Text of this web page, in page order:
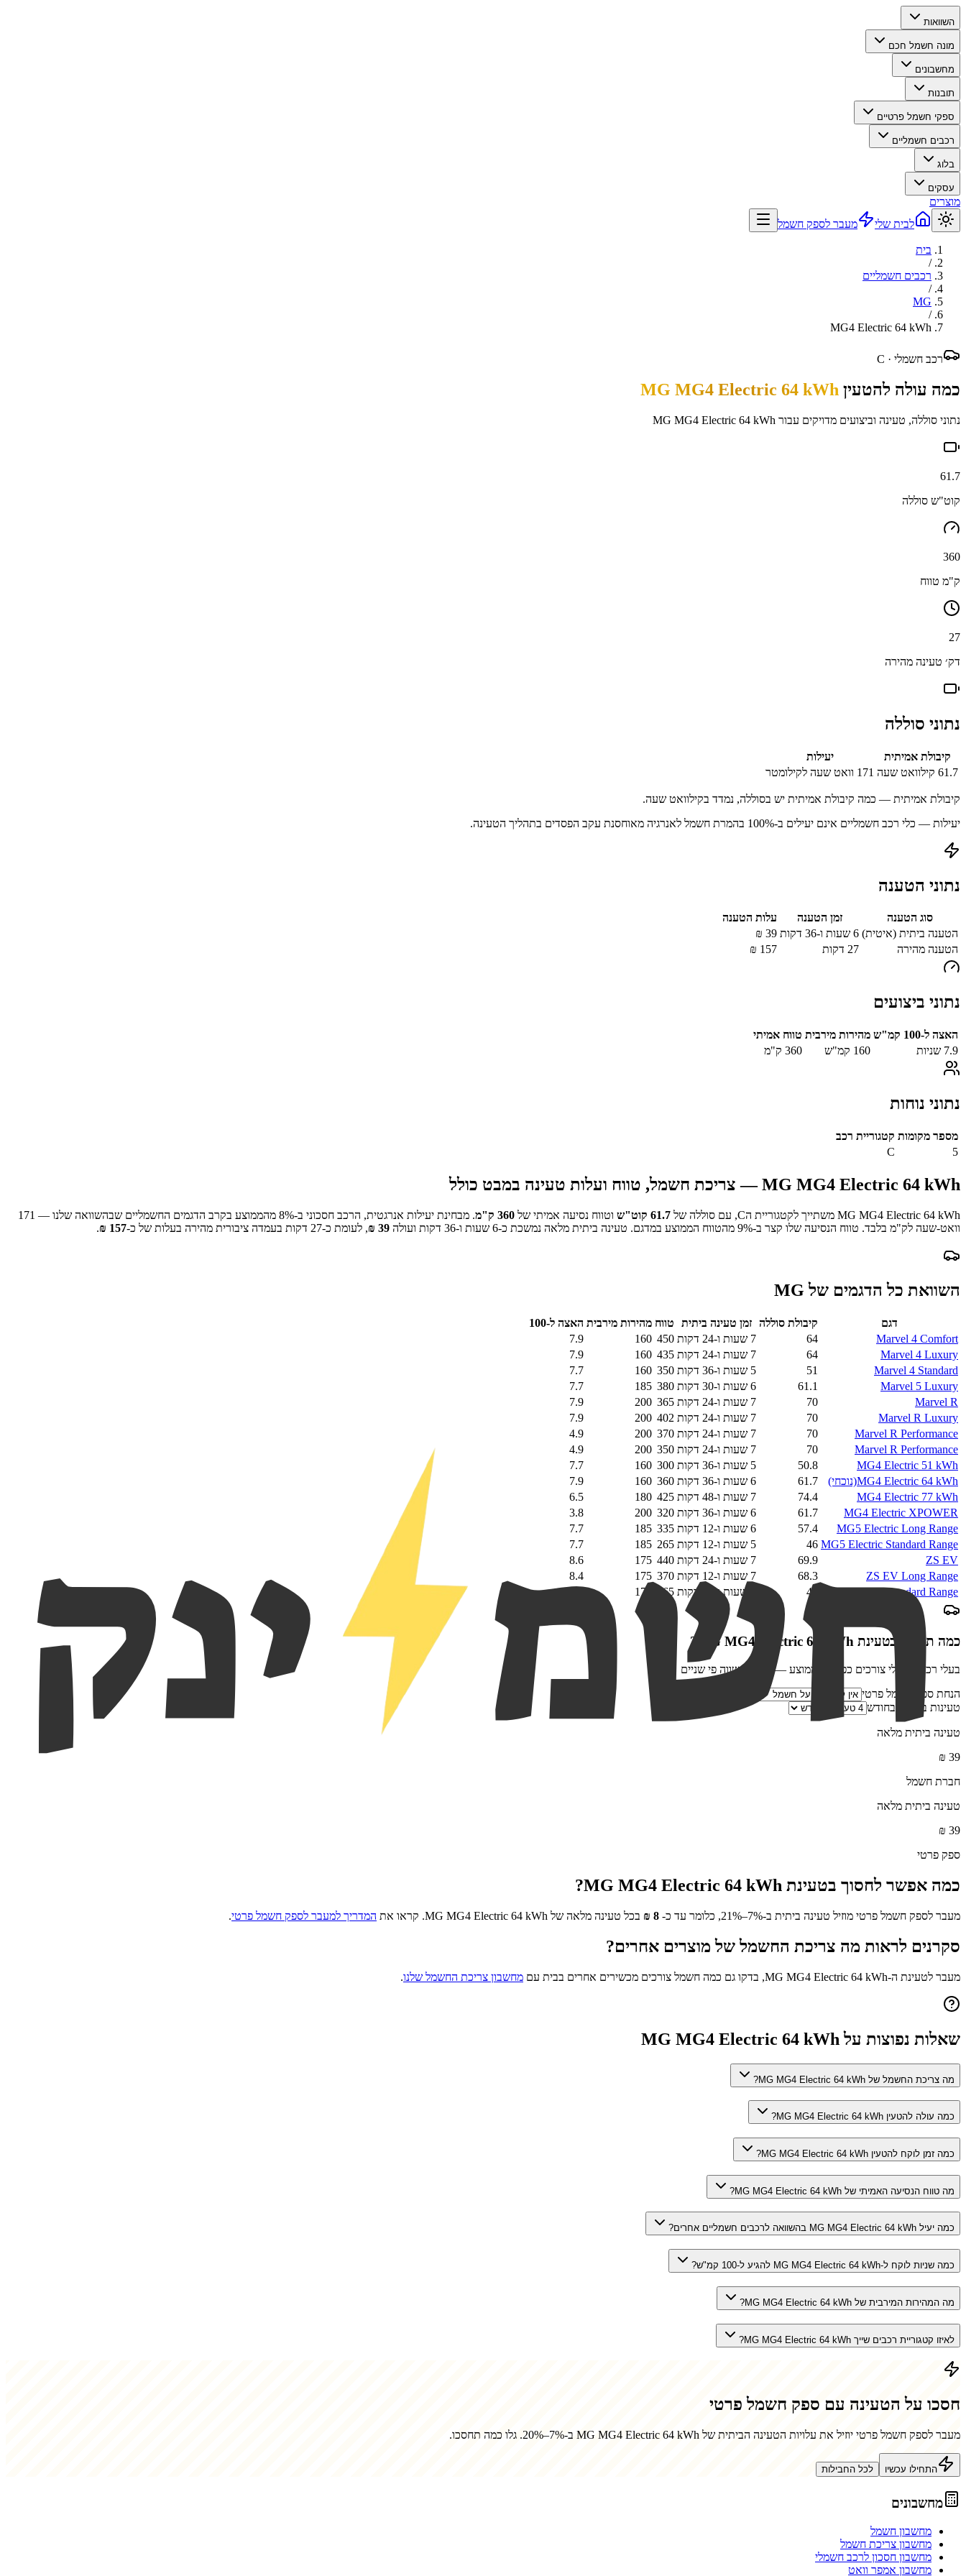
השוואות
מונה חשמל חכם
מחשבונים
תובנות
ספקי חשמל פרטיים
רכבים חשמליים
בלוג
עסקים
מוצרים
לבית שלי
מעבר לספק חשמל
בית
/
רכבים חשמליים
/
MG
/
MG4 Electric 64 kWh
רכב חשמלי · C
כמה עולה להטעין MG MG4 Electric 64 kWh
נתוני סוללה, טעינה וביצועים מדויקים עבור MG MG4 Electric 64 kWh
61.7
קוט"ש סוללה
360
ק"מ טווח
27
דק׳ טעינה מהירה
נתוני סוללה
קיבולת אמיתית
יעילות
61.7 קילוואט שעה 171 וואט שעה לקילומטר
קיבולת אמיתית — כמה קיבולת אמיתית יש בסוללה, נמדד בקילוואט שעה.
יעילות — כלי רכב חשמליים אינם יעילים ב-100% בהמרת חשמל לאנרגיה מאוחסנת עקב הפסדים בתהליך הטעינה.
נתוני הטענה
סוג הטענה זמן הטענה
עלות הטענה
הטענה ביתית (איטית) 6 שעות ו-36 דקות 39
₪
הטענה מהירה
27 דקות 157
₪
נתוני ביצועים
האצה ל-100 קמ"ש מהירות מירבית טווח אמיתי
7.9 שניות 160 קמ"ש 360 ק"מ
נתוני נוחות
מספר מקומות קטגוריית רכב
5
C
MG MG4 Electric 64 kWh— צריכת חשמל, טווח ועלות טעינה במבט כולל
MG MG4 Electric 64 kWh משתייך לקטגוריית הC, עם סוללה של 61.7 קוט"ש וטווח נסיעה אמיתי של 360 ק"מ. מבחינת יעילות אנרגטית, הרכב חסכוני ב- 8% מהממוצע בקרב הדגמים החשמליים שבהשוואה שלנו —
171
וואט-שעה לק"מ בלבד. טווח הנסיעה שלו קצר ב- 9% מהטווח הממוצע במדגם. טעינה ביתית מלאה נמשכת כ-6 שעות ו-36 דקות ועולה 39
₪, לעומת כ-27 דקות בעמדה ציבורית מהירה בעלות של כ-157
₪
.
השוואת כל הדגמים של MG
דגם קיבולת סוללה זמן טעינה ביתית טווח מהירות מירבית האצה ל-100
Marvel 4 Comfort
64 7 שעות ו-24 דקות 450
160
7.9
Marvel 4 Luxury
64 7 שעות ו-24 דקות 435
160
7.9
Marvel 4 Standard
51 5 שעות ו-36 דקות 350
160
7.7
Marvel 5 Luxury
61.1 6 שעות ו-30 דקות 380
185
7.7
Marvel R
70 7 שעות ו-24 דקות 365
200
7.9
Marvel R Luxury
70 7 שעות ו-24 דקות 402
200
7.9
Marvel R Performance
70 7 שעות ו-24 דקות 370
200
4.9
Marvel R Performance
70 7 שעות ו-24 דקות 350
200
4.9
MG4 Electric 51 kWh
50.8 5 שעות ו-36 דקות 300
160
7.7
MG4 Electric 64 kWh(נוכחי) 61.7 6 שעות ו-36 דקות 360
160
7.9
MG4 Electric 77 kWh
74.4 7 שעות ו-48 דקות 425
180
6.5
MG4 Electric XPOWER
61.7 6 שעות ו-36 דקות 320
200
3.8
MG5 Electric Long Range
57.4 6 שעות ו-12 דקות 335
185
7.7
MG5 Electric Standard Range
46 5 שעות ו-12 דקות 265
185
7.7
ZS EV
69.9 7 שעות ו-24 דקות 440
175
8.6
ZS EV Long Range
68.3 7 שעות ו-12 דקות 370
175
8.4
ZS EV Standard Range
49
265
175
כמה תחסכו בטעינת MG MG4 Electric 64 kWh
?
בעלי רכב חשמלי צורכים כפול מהממוצע — ההנחה שווה פי שניים
הנחת ספק חשמל פרטי
טעינות ביתיות בחודש
טעינה ביתית מלאה
39
₪
חברת חשמל
טעינה ביתית מלאה
39
₪
ספק פרטי
כמה אפשר לחסוך בטעינת MG MG4 Electric 64 kWh
?
מעבר לספק חשמל פרטי מוזיל טעינה ביתית ב-7%–21%, כלומר עד כ- 8
₪ בכל טעינה מלאה של MG MG4 Electric 64 kWh. קראו את המדריך למעבר לספק חשמל פרטי.
סקרנים לראות מה צריכת החשמל של מוצרים אחרים?
מעבר לטעינת ה-MG MG4 Electric 64 kWh, בדקו גם כמה חשמל צורכים מכשירים אחרים בבית עם מחשבון צריכת החשמל שלנו.
שאלות נפוצות על MG MG4 Electric 64 kWh
מה צריכת החשמל של MG MG4 Electric 64 kWh?
כמה עולה להטעין MG MG4 Electric 64 kWh?
כמה זמן לוקח להטעין MG MG4 Electric 64 kWh?
מה טווח הנסיעה האמיתי של MG MG4 Electric 64 kWh?
כמה יעיל MG MG4 Electric 64 kWh בהשוואה לרכבים חשמליים אחרים?
כמה שניות לוקח ל-MG MG4 Electric 64 kWh להגיע ל-100 קמ"ש?
מה המהירות המירבית של MG MG4 Electric 64 kWh?
לאיזו קטגוריית רכבים שייך MG MG4 Electric 64 kWh?
חסכו על הטעינה עם ספק חשמל פרטי
מעבר לספק חשמל פרטי יוזיל את עלויות הטעינה הביתית של MG MG4 Electric 64 kWh ב-7%–20%. גלו כמה תחסכו.
התחילו עכשיו לכל החבילות
מחשבונים
מחשבון חשמל
מחשבון צריכת חשמל
מחשבון חסכון לרכב חשמלי
מחשבון אמפר וואט